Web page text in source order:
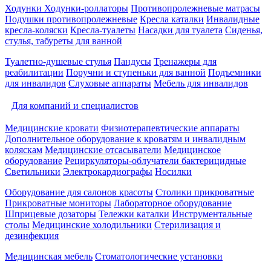
Ходунки Ходунки-роллаторы Противопролежневые матрасы
Подушки противопролежневые Кресла каталки Инвалидные
кресла-коляски Кресла-туалеты Насадки для туалета Сиденья,
стулья, табуреты для ванной
Туалетно-душевые стулья Пандусы Тренажеры для
реабилитации Поручни и ступеньки для ванной Подъемники
для инвалидов Слуховые аппараты Мебель для инвалидов
Для компаний и специалистов
Медицинские кровати Физиотерапевтические аппараты
Дополнительное оборудование к кроватям и инвалидным
коляскам Медицинские отсасыватели Медицинское
оборудование Рециркуляторы-облучатели бактерицидные
Светильники Электрокардиографы Носилки
Оборудование для салонов красоты Столики прикроватные
Прикроватные мониторы Лабораторное оборудование
Шприцевые дозаторы Тележки каталки Инструментальные
столы Медицинские холодильники Стерилизация и
дезинфекция
Медицинская мебель Стоматологические установки